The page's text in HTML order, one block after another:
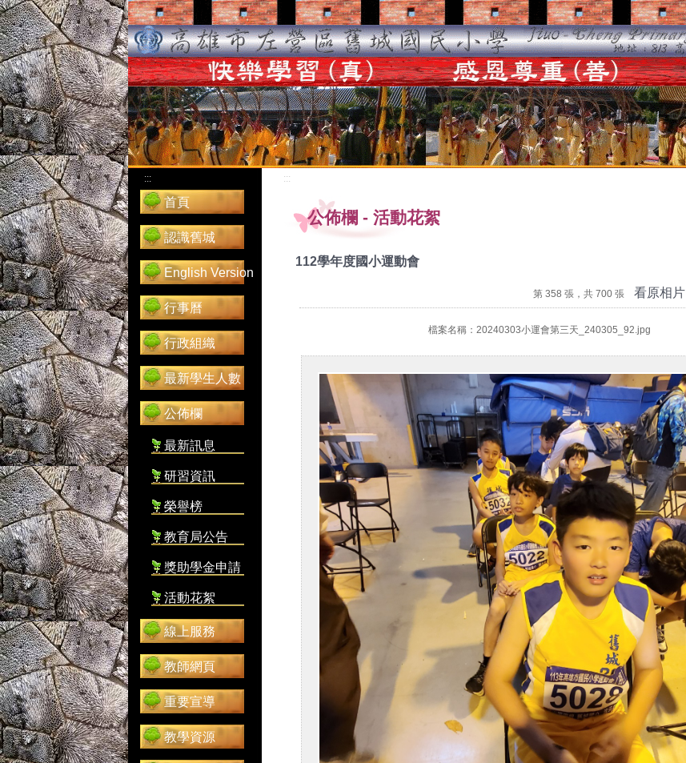
:::
首頁
認識舊城
English Version
行事曆
行政組織
最新學生人數
公佈欄
最新訊息
研習資訊
榮譽榜
教育局公告
獎助學金申請
活動花絮
線上服務
教師網頁
重要宣導
教學資源
:::
公佈欄 - 活動花絮
112學年度國小運動會
第 358 張，共 700 張 看原相片
檔案名稱：20240303小運會第三天_240305_92.jpg